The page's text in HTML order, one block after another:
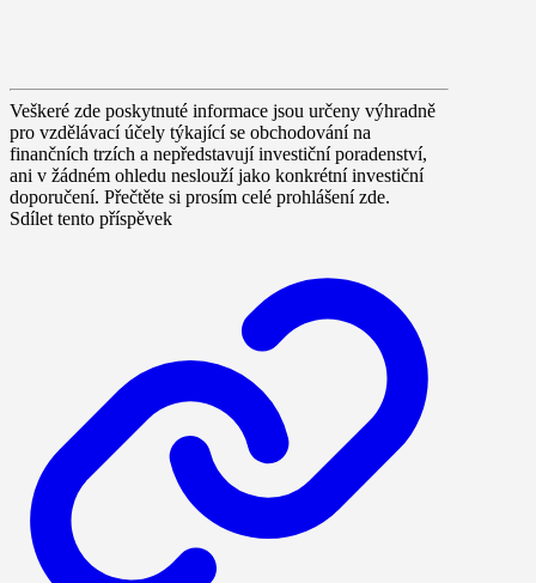
Veškeré zde poskytnuté informace jsou určeny výhradně
pro vzdělávací účely týkající se obchodování na
finančních trzích a nepředstavují investiční poradenství,
ani v žádném ohledu neslouží jako konkrétní investiční
doporučení. Přečtěte si prosím celé prohlášení zde.
Sdílet tento příspěvek